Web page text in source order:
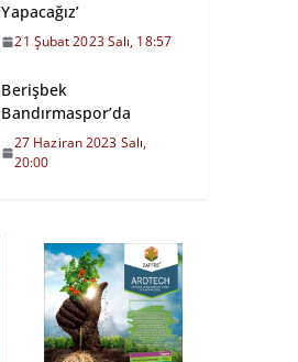
Yapacağız’
21 Şubat 2023 Salı, 18:57
Berişbek
Bandırmaspor’da
27 Haziran 2023 Salı,
20:00